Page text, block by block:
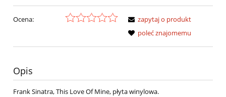
Ocena:
zapytaj o produkt
poleć znajomemu
Opis
Frank Sinatra, This Love Of Mine, płyta winylowa.